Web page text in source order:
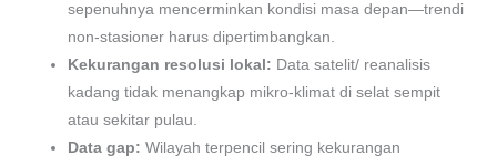
sepenuhnya mencerminkan kondisi masa depan—trendi
non-stasioner harus dipertimbangkan.
Kekurangan resolusi lokal: Data satelit/ reanalisis
kadang tidak menangkap mikro-klimat di selat sempit
atau sekitar pulau.
Data gap: Wilayah terpencil sering kekurangan